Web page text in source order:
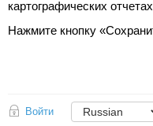
картографических
Нажмите кнопку
Войти